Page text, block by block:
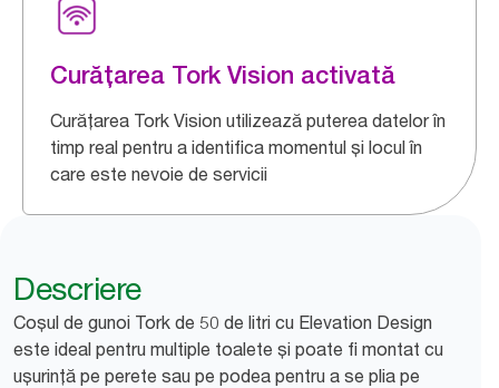
Curățarea Tork Vision activată
Curățarea Tork Vision utilizează puterea datelor în
timp real pentru a identifica momentul și locul în
care este nevoie de servicii
Descriere
Coșul de gunoi Tork de 50 de litri cu Elevation Design
este ideal pentru multiple toalete și poate fi montat cu
ușurință pe perete sau pe podea pentru a se plia pe